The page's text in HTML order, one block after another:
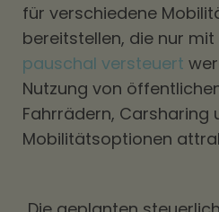
für verschiedene
bereitstellen, die nur mit
pauschal versteuert
Nutzung von
Fahrrädern, Carsharing
Mobilitätsoptionen